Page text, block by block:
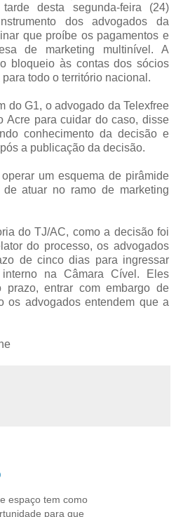
desta segunda-feira (24)
dos advogados da
que proíbe os pagamentos e
de marketing multinível. A
bloqueio às contas dos sócios
todo o território nacional.
do G1, o advogado da Telexfree
Acre para cuidar do caso, disse
conhecimento da decisão e
a publicação da decisão.
um esquema de pirâmide
atuar no ramo de marketing
do TJ/AC, como a decisão foi
do processo, os advogados
de cinco dias para ingressar
na Câmara Cível. Eles
prazo, entrar com embargo de
os advogados entendem que a
espaço tem como
para que